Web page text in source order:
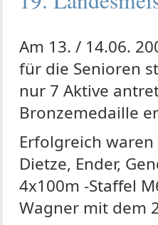
Am 13. / 14.06.
für die Senioren
nur 7 Aktive
Bronzemedaille
Erfolgreich
Dietze, Ender,
4x100m -Staffel
Wagner mit dem